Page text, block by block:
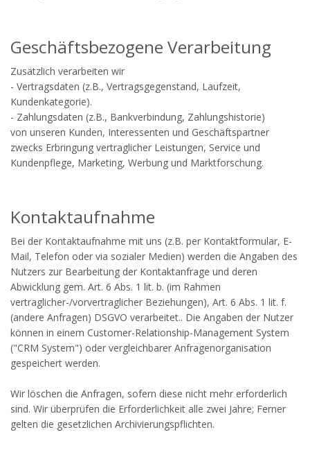
Geschäftsbezogene Verarbeitung
Zusätzlich verarbeiten wir
- Vertragsdaten (z.B., Vertragsgegenstand, Laufzeit,
Kundenkategorie).
- Zahlungsdaten (z.B., Bankverbindung, Zahlungshistorie)
von unseren Kunden, Interessenten und Geschäftspartner
zwecks Erbringung vertraglicher Leistungen, Service und
Kundenpflege, Marketing, Werbung und Marktforschung.
Kontaktaufnahme
Bei der Kontaktaufnahme mit uns (z.B. per Kontaktformular, E-
Mail, Telefon oder via sozialer Medien) werden die Angaben des
Nutzers zur Bearbeitung der Kontaktanfrage und deren
Abwicklung gem. Art. 6 Abs. 1 lit. b. (im Rahmen
vertraglicher-/vorvertraglicher Beziehungen), Art. 6 Abs. 1 lit. f.
(andere Anfragen) DSGVO verarbeitet.. Die Angaben der Nutzer
können in einem Customer-Relationship-Management System
("CRM System") oder vergleichbarer Anfragenorganisation
gespeichert werden.
Wir löschen die Anfragen, sofern diese nicht mehr erforderlich
sind. Wir überprüfen die Erforderlichkeit alle zwei Jahre; Ferner
gelten die gesetzlichen Archivierungspflichten.